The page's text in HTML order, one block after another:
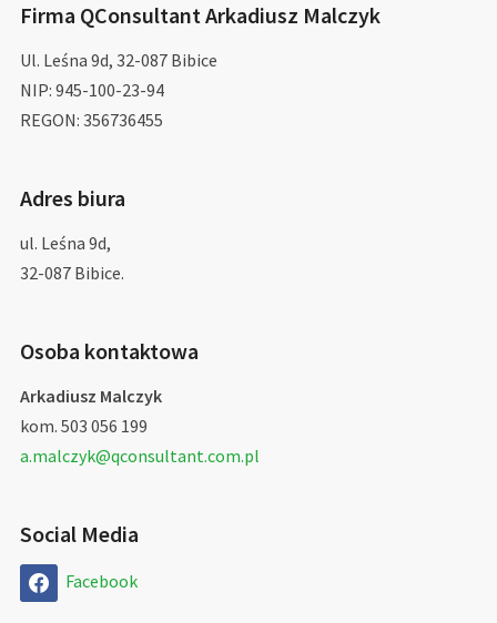
Firma QConsultant Arkadiusz Malczyk
Ul. Leśna 9d, 32-087 Bibice
NIP: 945-100-23-94
REGON: 356736455
Adres biura
ul. Leśna 9d,
32-087 Bibice.
Osoba kontaktowa
Arkadiusz Malczyk
kom. 503 056 199
a.malczyk@qconsultant.com.pl
Social Media
Facebook